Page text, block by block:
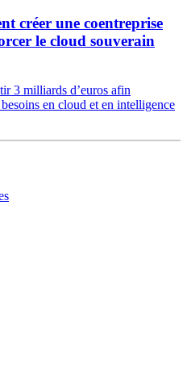
créer une coentreprise
le cloud souverain
3 milliards d’euros afin
en cloud et en intelligence